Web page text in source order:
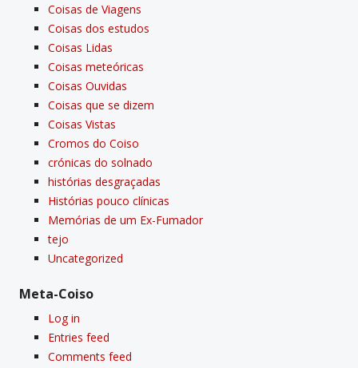
Coisas de Viagens
Coisas dos estudos
Coisas Lidas
Coisas meteóricas
Coisas Ouvidas
Coisas que se dizem
Coisas Vistas
Cromos do Coiso
crónicas do solnado
histórias desgraçadas
Histórias pouco clí­nicas
Memórias de um Ex-Fumador
tejo
Uncategorized
Meta-Coiso
Log in
Entries feed
Comments feed